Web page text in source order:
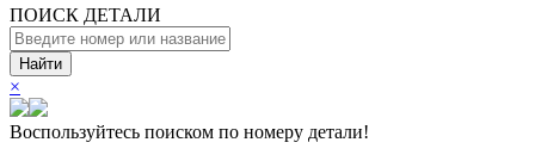
ПОИСК ДЕТАЛИ
Найти
×
Воспользуйтесь поиском по номеру детали!